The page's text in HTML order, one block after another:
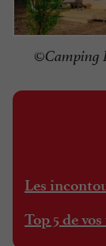
©Camping
Les
Top 5 de